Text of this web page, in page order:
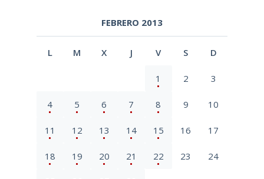
FEBRERO 2013
L M X J V S D
1 2 3
4 5 6 7 8 9 10
11 12 13 14 15 16 17
18 19 20 21 22 23 24